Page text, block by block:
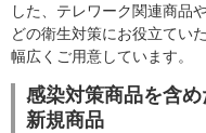
した、テレワーク関連商品
どの衛生対策にお役立てい
幅広くご用意しています。
感染対策商品を含
新規商品